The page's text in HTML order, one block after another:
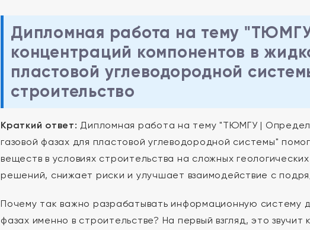
Дипломная работа на тему
концентраций компонентов в
пластовой углеводородной
строительство
Краткий ответ: Дипломная работа на тему "ТЮМГУ |
газовой фазах для пластовой углеводородной системы"
веществ в условиях строительства на сложных
решений, снижает риски и улучшает взаимодействие с
Почему так важно разрабатывать информационную систему
фазах именно в строительстве? На первый взгляд, это